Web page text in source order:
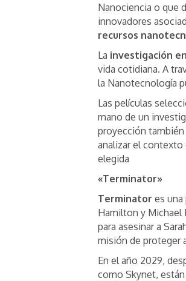
Nanociencia o que
innovadores
recursos
La investigación
vida cotidiana. A
la Nanotecnología
Las películas
mano de un
proyección también
analizar el
elegida
«Terminator»
Terminator es una
Hamilton y Michael
para asesinar a
misión de proteger
En el año 2029,
como Skynet, están